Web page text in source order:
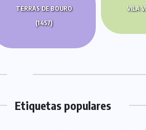
TERRAS DE BOURO
(1457)
VILA
Etiquetas populares